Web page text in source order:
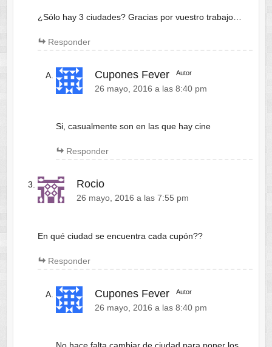
¿Sólo hay 3 ciudades? Gracias por vuestro trabajo…
Responder
Cupones Fever Autor
26 mayo, 2016 a las 8:40 pm
Si, casualmente son en las que hay cine
Responder
Rocio
26 mayo, 2016 a las 7:55 pm
En qué ciudad se encuentra cada cupón??
Responder
Cupones Fever Autor
26 mayo, 2016 a las 8:40 pm